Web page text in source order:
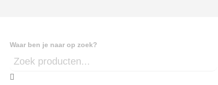
Waar ben je naar op zoek?